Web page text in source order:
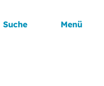
Suche Menü